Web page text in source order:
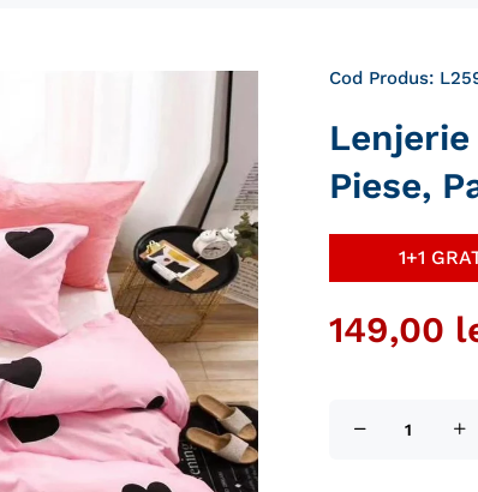
Cod Produs:
Piese,
1+1
149,00